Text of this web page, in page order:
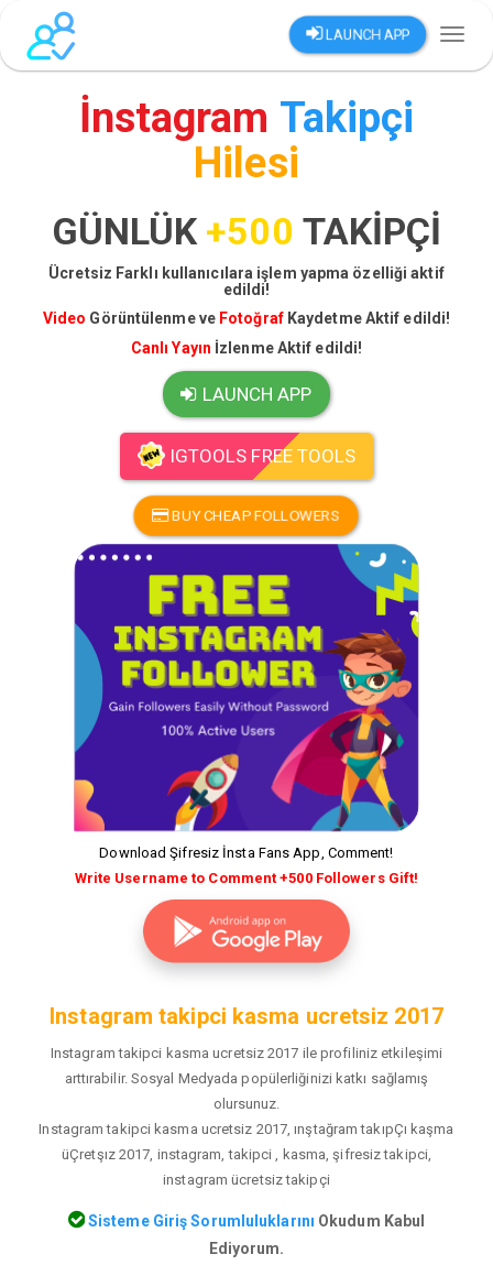
LAUNCH APP
İnstagram Takipçi
Hilesi
GÜNLÜK +500 TAKİPÇİ
Ücretsiz Farklı kullanıcılara işlem yapma özelliği aktif
edildi!
Video Görüntülenme ve Fotoğraf Kaydetme Aktif edildi!
Canlı Yayın İzlenme Aktif edildi!
LAUNCH APP
IGTOOLS FREE TOOLS
BUY CHEAP FOLLOWERS
Download Şifresiz İnsta Fans App, Comment!
Write Username to Comment +500 Followers Gift!
Instagram takipci kasma ucretsiz 2017
Instagram takipci kasma ucretsiz 2017 ile profiliniz etkileşimi
arttırabilir. Sosyal Medyada popülerliğinizi katkı sağlamış
olursunuz.
Instagram takipci kasma ucretsiz 2017, ınştağram takıpÇı kaşma
üÇretşız 2017, instagram, takipci , kasma, şifresiz takipci,
instagram ücretsiz takipçi
Sisteme Giriş Sorumluluklarını Okudum Kabul
Ediyorum.